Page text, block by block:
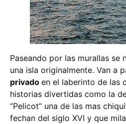
Paseando por las murallas se
una isla originalmente. Van a
privado en el laberinto de las
historias divertidas como la
“Pelicot” una de las mas
fechan del siglo XVI y que